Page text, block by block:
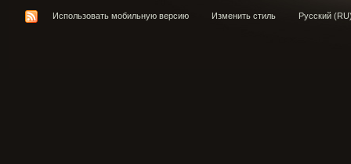
Использовать мобильную версию Изменить стиль Русский